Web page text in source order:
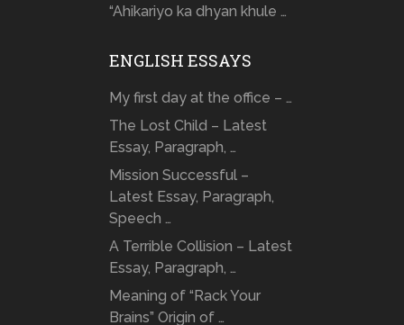
“Ahikariyo ka dhyan khule …
ENGLISH ESSAYS
My first day at the office – …
The Lost Child – Latest
Essay, Paragraph, …
Mission Successful –
Latest Essay, Paragraph,
Speech …
A Terrible Collision – Latest
Essay, Paragraph, …
Meaning of “Rack Your
Brains” Origin of …